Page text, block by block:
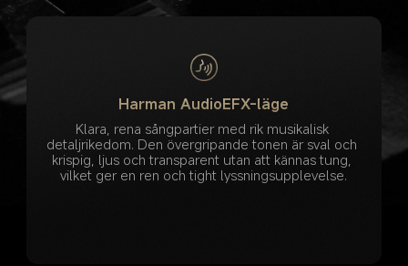
Harman AudioEFX-läge
Klara, rena sångpartier med rik musikalisk
detaljrikedom. Den övergripande tonen är sval och
krispig, ljus och transparent utan att kännas tung,
vilket ger en ren och tight lyssningsupplevelse.